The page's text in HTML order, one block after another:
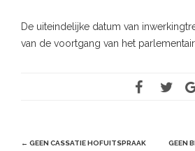
De uiteindelijke datum van
van de voortgang van het
Post
← GEEN CASSATIE HOFUITSPRAAK GEEN